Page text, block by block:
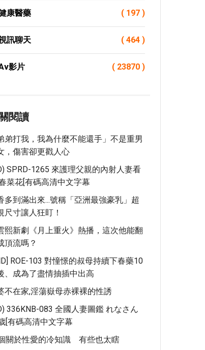
康醫藥 ( 197 )
訊聊天 ( 464 )
影片 ( 23870 )
閱讀
弟打我，我為什麼不能還手」不是重男
，傷害卻更戳人心
SPRD-1265 來護理父親的內射人妻看
菜花[有碼高清中文字幕
多到滿出來...號稱「亞洲最強豪乳」超
尺寸讓人狂盯！
熙新劇《月上重火》熱播，這次他能翻
頂流嗎？
ROE-103 對憧憬的叔母持續下春藥10
、成為了盡情抽插中出高
不在家,淫蕩嶽母赤裸裸的性誘
336KNB-083 全國人妻圖鑑 れなさん
[有碼高清中文字幕
關於性愛的冷知識 有些也太瞎